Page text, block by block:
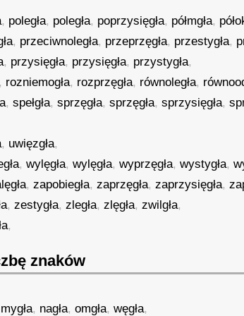
, poległa, poległa, poprzysięgła, półmgła,
, przeciwnoległa, przeprzęgła, przestygła,
, przysięgła, przysięgła, przystygła,
rozniemogła, rozprzęgła, równoległa,
,spełgła,sprzęgła,sprzęgła,sprzysięgła,
, uwięzgła,
,wylęgła,wylęgła,wyprzęgła,wystygła,
,zapobiegła,zaprzęgła,zaprzysięgła,
,zestygła,zległa,zlęgła,zwilgła,
,
znaków
mygła, nagła,omgła,węgła,